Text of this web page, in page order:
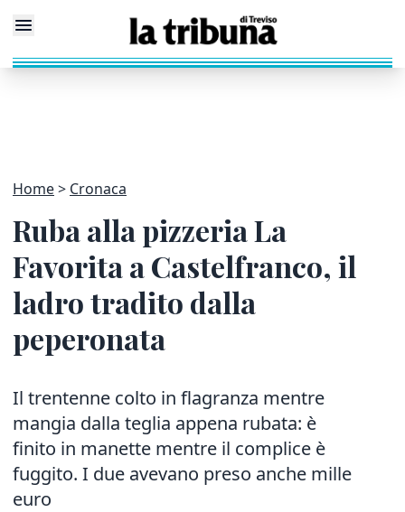
Home Cronaca
Ruba alla pizzeria La
Favorita a Castelfranco, il
ladro tradito dalla
peperonata
Il trentenne colto in flagranza mentre
mangia dalla teglia appena rubata: è
finito in manette mentre il complice è
fuggito. I due avevano preso anche mille
euro